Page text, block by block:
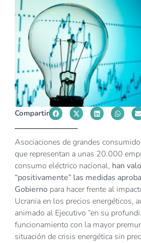
Compartir
Asociaciones de grandes
que representan a unas 20.000
consumo eléctrico nacional, han
“positivamente” las medidas
Gobierno para hacer frente al
Ucrania en los precios energéticos,
animado al Ejecutivo “en su
funcionamiento con la mayor
situación de crisis energética sin